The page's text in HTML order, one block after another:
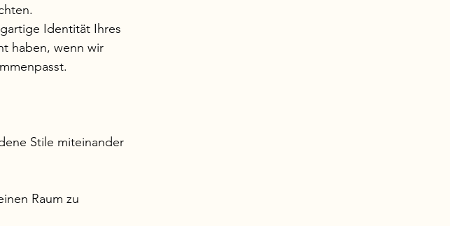
Identität Ihres
haben, wenn wir
Stile miteinander
Raum zu